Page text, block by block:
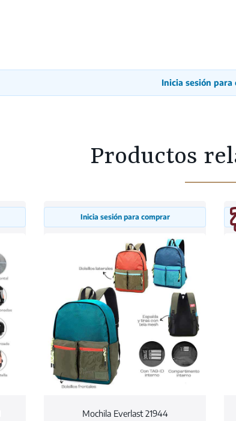
Inicia sesión para
Productos
Inicia sesión para comprar
Mochila Everlast 21944